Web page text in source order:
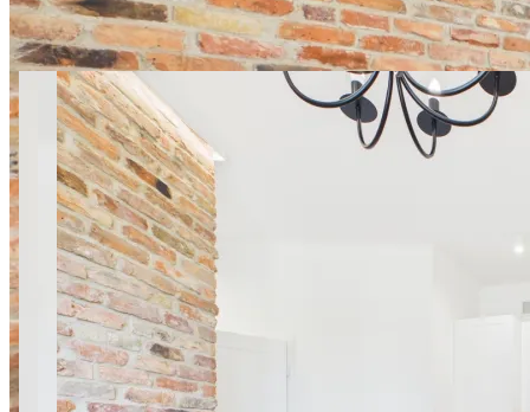
22 фото
Grójecka SuperApart — near
Plac Zawiszy